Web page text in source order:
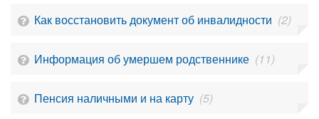
Как восстановить документ об инвалидности (2)
Информация об умершем родственнике (11)
Пенсия наличными и на карту (5)